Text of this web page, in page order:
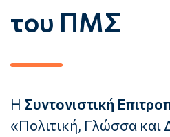
του ΠΜΣ
Η Συντονιστική
«Πολιτική, Γλώσσα και